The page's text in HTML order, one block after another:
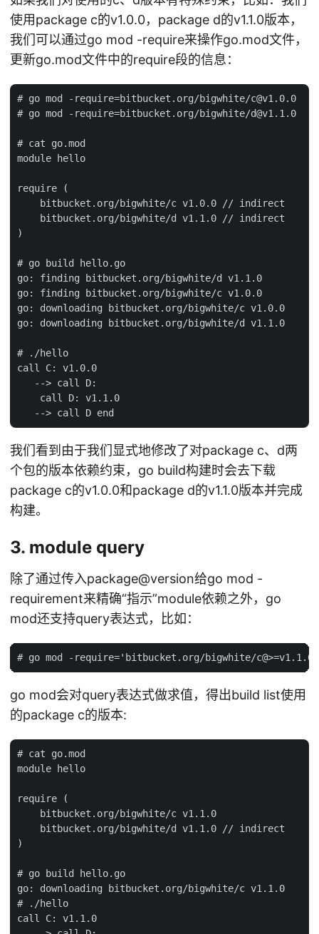
使用package c的v1.0.0，package d的v1.1.0版本，
我们可以通过go mod -require来操作go.mod文件，
更新go.mod文件中的require段的信息：
# go mod -require=bitbucket.org/bigwhite/c@v1.0.0
# go mod -require=bitbucket.org/bigwhite/d@v1.1.0
# cat go.mod
module hello
require (
    bitbucket.org/bigwhite/c v1.0.0 // indirect
    bitbucket.org/bigwhite/d v1.1.0 // indirect
)
# go build hello.go
go: finding bitbucket.org/bigwhite/d v1.1.0
go: finding bitbucket.org/bigwhite/c v1.0.0
go: downloading bitbucket.org/bigwhite/c v1.0.0
go: downloading bitbucket.org/bigwhite/d v1.1.0
# ./hello
call C: v1.0.0
   --> call D:
    call D: v1.1.0
我们看到由于我们显式地修改了对package c、d两
个包的版本依赖约束，go build构建时会去下载
package c的v1.0.0和package d的v1.1.0版本并完成
构建。
3. module query
除了通过传入package@version给go mod -
requirement来精确“指示”module依赖之外，go
mod还支持query表达式，比如：
go mod会对query表达式做求值，得出build list使用
的package c的版本:
# cat go.mod
module hello
require (
    bitbucket.org/bigwhite/c v1.1.0
    bitbucket.org/bigwhite/d v1.1.0 // indirect
)
# go build hello.go
go: downloading bitbucket.org/bigwhite/c v1.1.0
# ./hello
call C: v1.1.0